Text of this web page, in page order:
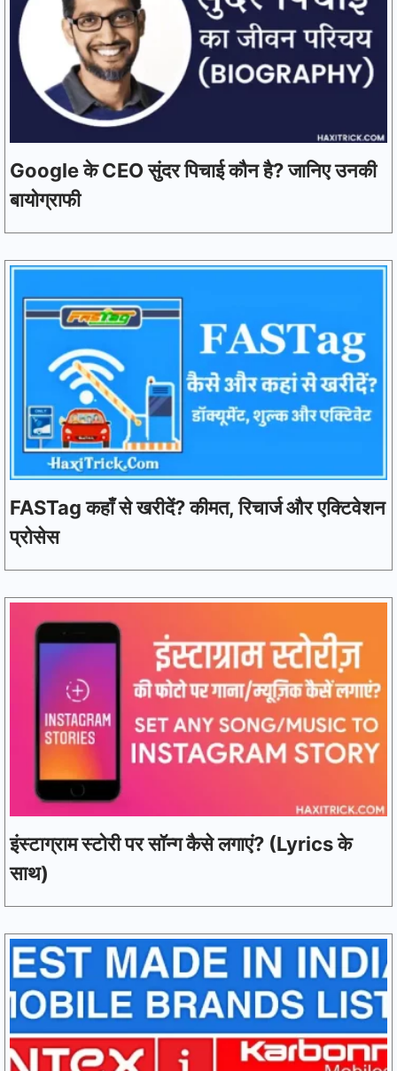
Google के CEO सुंदर पिचाई कौन है? जानिए उनकी
बायोग्राफी
FASTag कहाँ से खरीदें? कीमत, रिचार्ज और एक्टिवेशन
प्रोसेस
इंस्टाग्राम स्टोरी पर सॉन्ग कैसे लगाएं? (Lyrics के
साथ)